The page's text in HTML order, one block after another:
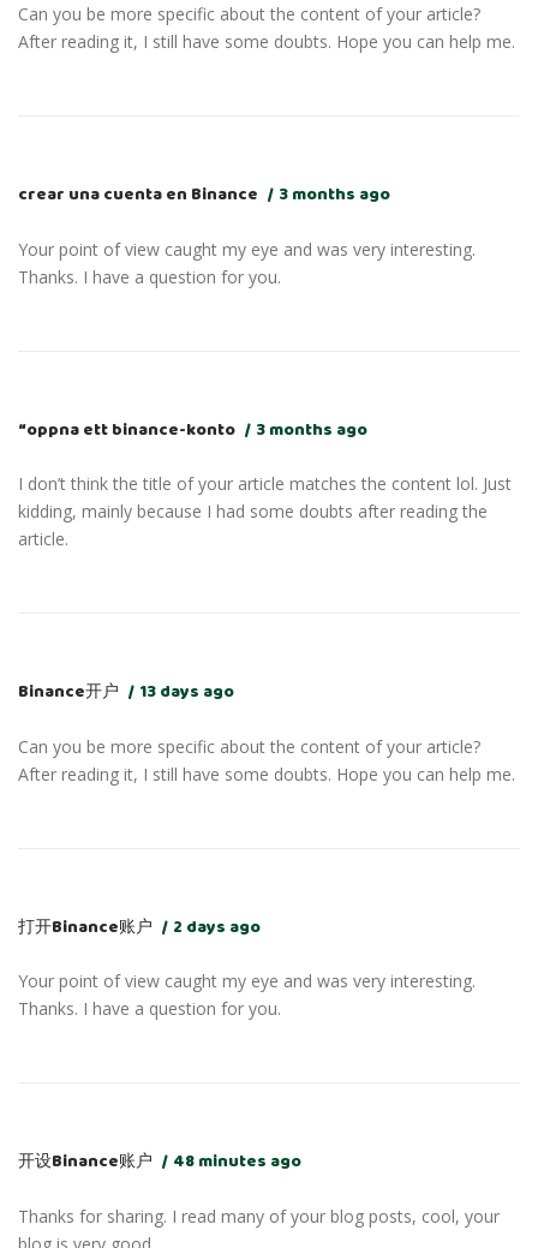
Can you be more specific about the content of your article?
After reading it, I still have some doubts. Hope you can help me.
crear una cuenta en Binance 3 months ago
Your point of view caught my eye and was very interesting.
Thanks. I have a question for you.
“oppna ett binance-konto 3 months ago
I don’t think the title of your article matches the content lol. Just
kidding, mainly because I had some doubts after reading the
article.
Binance开户 13 days ago
Can you be more specific about the content of your article?
After reading it, I still have some doubts. Hope you can help me.
打开Binance账户 2 days ago
Your point of view caught my eye and was very interesting.
Thanks. I have a question for you.
开设Binance账户 48 minutes ago
Thanks for sharing. I read many of your blog posts, cool, your
blog is very good.